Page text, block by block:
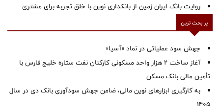
روایت بانک ایران زمین از بانکداری نوین با خلق تجربه برای مشتری
پر بحث ترین
جهش سود عملیاتی در نماد «آسیا»
آغاز ساخت ۲ هزار واحد مسکونی کارکنان نفت ستاره خلیج فارس با
تأمین مالی بانک مسکن
به کارگیری ابزارهای نوین مالی، ضامن جهش سودآوری بانک دی در سال
1405